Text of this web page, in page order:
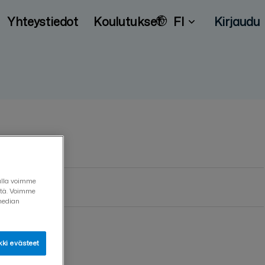
Yhteystiedot Koulutukset FI Kirjaudu
voimme
Voimme
evästeet